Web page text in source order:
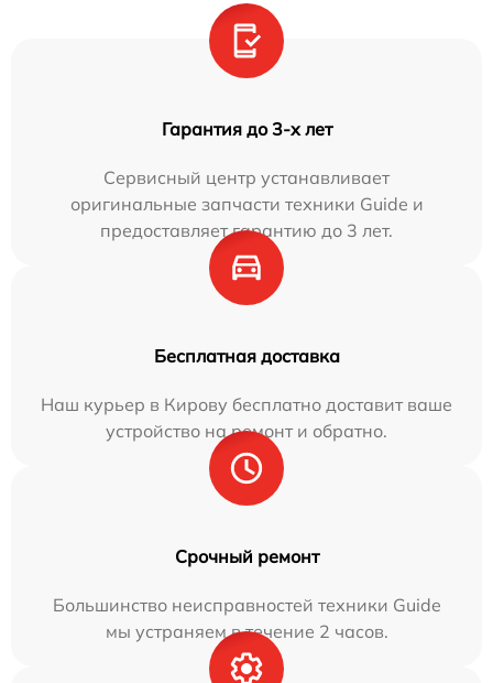
Гарантия до 3-х лет
Сервисный центр устанавливает
оригинальные запчасти техники Guide и
предоставляет гарантию до 3 лет.
Бесплатная доставка
Наш курьер в Кирову бесплатно доставит ваше
устройство на ремонт и обратно.
Срочный ремонт
Большинство неисправностей техники Guide
мы устраняем в течение 2 часов.